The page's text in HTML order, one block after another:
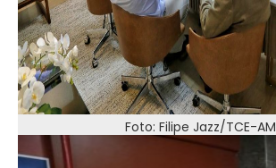
Foto: Filipe Jazz/TCE-AM